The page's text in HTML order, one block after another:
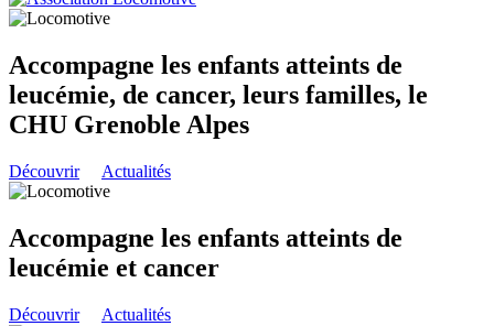
Accompagne les enfants atteints de
leucémie, de cancer, leurs familles, le
CHU Grenoble Alpes
Découvrir Actualités
Accompagne les enfants atteints de
leucémie et cancer
Découvrir Actualités